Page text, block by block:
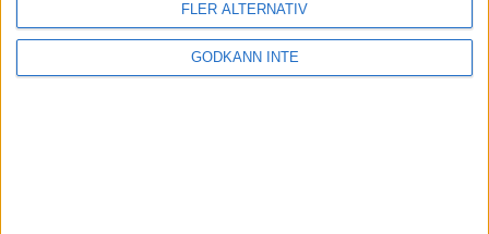
FLER ALTERNATIV
GODKÄNN INTE
8 okt 1995• Arkiv• Reseberättelser från